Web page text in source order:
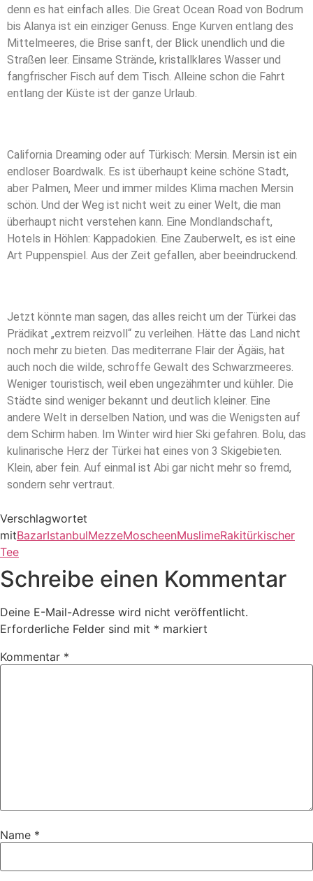
denn es hat einfach alles. Die Great Ocean Road von Bodrum
bis Alanya ist ein einziger Genuss. Enge Kurven entlang des
Mittelmeeres, die Brise sanft, der Blick unendlich und die
Straßen leer. Einsame Strände, kristallklares Wasser und
fangfrischer Fisch auf dem Tisch. Alleine schon die Fahrt
entlang der Küste ist der ganze Urlaub.
California Dreaming oder auf Türkisch: Mersin. Mersin ist ein
endloser Boardwalk. Es ist überhaupt keine schöne Stadt,
aber Palmen, Meer und immer mildes Klima machen Mersin
schön. Und der Weg ist nicht weit zu einer Welt, die man
überhaupt nicht verstehen kann. Eine Mondlandschaft,
Hotels in Höhlen: Kappadokien. Eine Zauberwelt, es ist eine
Art Puppenspiel. Aus der Zeit gefallen, aber beeindruckend.
Jetzt könnte man sagen, das alles reicht um der Türkei das
Prädikat „extrem reizvoll“ zu verleihen. Hätte das Land nicht
noch mehr zu bieten. Das mediterrane Flair der Ägäis, hat
auch noch die wilde, schroffe Gewalt des Schwarzmeeres.
Weniger touristisch, weil eben ungezähmter und kühler. Die
Städte sind weniger bekannt und deutlich kleiner. Eine
andere Welt in derselben Nation, und was die Wenigsten auf
dem Schirm haben. Im Winter wird hier Ski gefahren. Bolu, das
kulinarische Herz der Türkei hat eines von 3 Skigebieten.
Klein, aber fein. Auf einmal ist Abi gar nicht mehr so fremd,
sondern sehr vertraut.
Verschlagwortet
mitBazarIstanbulMezzeMoscheenMuslimeRakitürkischer
Tee
Schreibe einen Kommentar
Deine E-Mail-Adresse wird nicht veröffentlicht.
Erforderliche Felder sind mit * markiert
Kommentar *
Name *